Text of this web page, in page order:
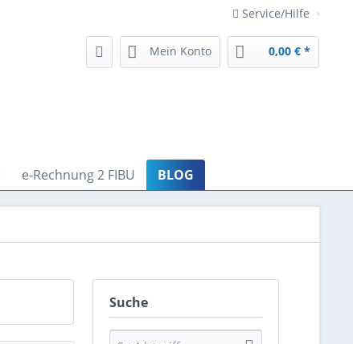
Service/Hilfe
Mein Konto 0,00 € *
e-Rechnung 2 FIBU BLOG
Suche